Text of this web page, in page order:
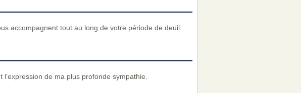
accompagnent tout au long de votre période de deuil.
de ma plus profonde sympathie.